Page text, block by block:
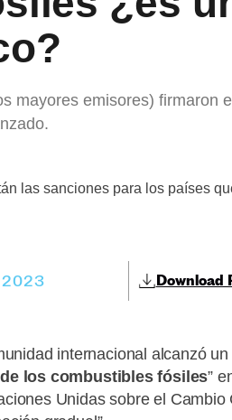
mayores emisores) firmaron
las sanciones para los países
2023 Download
internacional alcanzó
los combustibles fósiles”
Unidas sobre el Cambio